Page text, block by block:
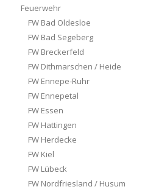
Feuerwehr
FW Bad Oldesloe
FW Bad Segeberg
FW Breckerfeld
FW Dithmarschen / Heide
FW Ennepe-Ruhr
FW Ennepetal
FW Essen
FW Hattingen
FW Herdecke
FW Kiel
FW Lübeck
FW Nordfriesland / Husum